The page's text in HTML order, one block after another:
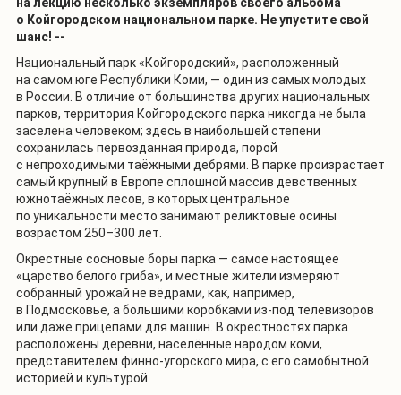
о Койгородском национальном парке. Не упустите свой
шанс! --
Национальный парк «Койгородский», расположенный
на самом юге Республики Коми, — один из самых молодых
в России. В отличие от большинства других национальных
парков, территория Койгородского парка никогда не была
заселена человеком; здесь в наибольшей степени
сохранилась первозданная природа, порой
с непроходимыми таёжными дебрями. В парке произрастает
самый крупный в Европе сплошной массив девственных
южнотаёжных лесов, в которых центральное
по уникальности место занимают реликтовые осины
возрастом 250–300 лет.
Окрестные сосновые боры парка — самое настоящее
«царство белого гриба», и местные жители измеряют
собранный урожай не вёдрами, как, например,
в Подмосковье, а большими коробками из-под телевизоров
или даже прицепами для машин. В окрестностях парка
расположены деревни, населённые народом коми,
представителем финно-угорского мира, с его самобытной
историей и культурой.